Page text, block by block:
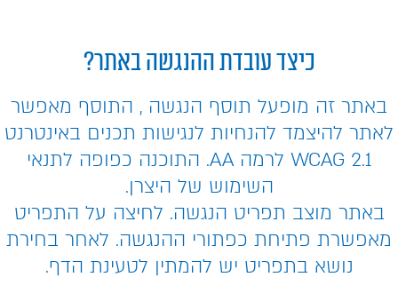
כיצד עובדת ההנגשה באתר?
באתר זה מופעל תוסף הנגשה , התוסף מאפשר
לאתר להיצמד להנחיות לנגישות תכנים באינטרנט
WCAG 2.1 לרמה AA. התוכנה כפופה לתנאי
השימוש של היצרן.
באתר מוצב תפריט הנגשה. לחיצה על התפריט
מאפשרת פתיחת כפתורי ההנגשה. לאחר בחירת
נושא בתפריט יש להמתין לטעינת הדף.